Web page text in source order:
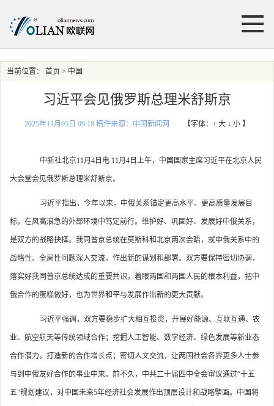
当前位置： 首页 > 中国
习近平会见俄罗斯总理米舒斯京
2025年11月05日 09:18 稿件来源：中国新闻网 【字体： ↑ 大 ↓ 小 】
中新社北京11月4日电 11月4日上午，中国国家主席习近平在北京人民
大会堂会见俄罗斯总理米舒斯京。
习近平指出，今年以来，中俄关系锚定更高水平、更高质量发展目
标，在风高浪急的外部环境中笃定前行。维护好、巩固好、发展好中俄关系，
是双方的战略抉择。我同普京总统在莫斯科和北京两次会晤，就中俄关系中的
战略性、全局性问题深入交流，作出新的谋划和部署。双方要保持密切协调，
落实好我同普京总统达成的重要共识，着眼两国和两国人民的根本利益，把中
俄合作的蛋糕做好，也为世界和平与发展作出新的更大贡献。
习近平强调，双方要稳步扩大相互投资，开展好能源、互联互通、农
业、航空航天等传统领域合作；挖掘人工智能、数字经济、绿色发展等新业态
合作潜力，打造新的合作增长点；密切人文交流，让两国社会各界更多人士参
与到中俄友好合作的事业中来。前不久，中共二十届四中全会审议通过“十五
五”规划建议，对中国未来5年经济社会发展作出顶层设计和战略擘画。中国将